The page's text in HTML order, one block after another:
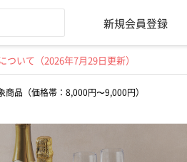
新規会員登録
いて（2026年7月29日更新）
商品（価格帯：8,000円〜9,000円）